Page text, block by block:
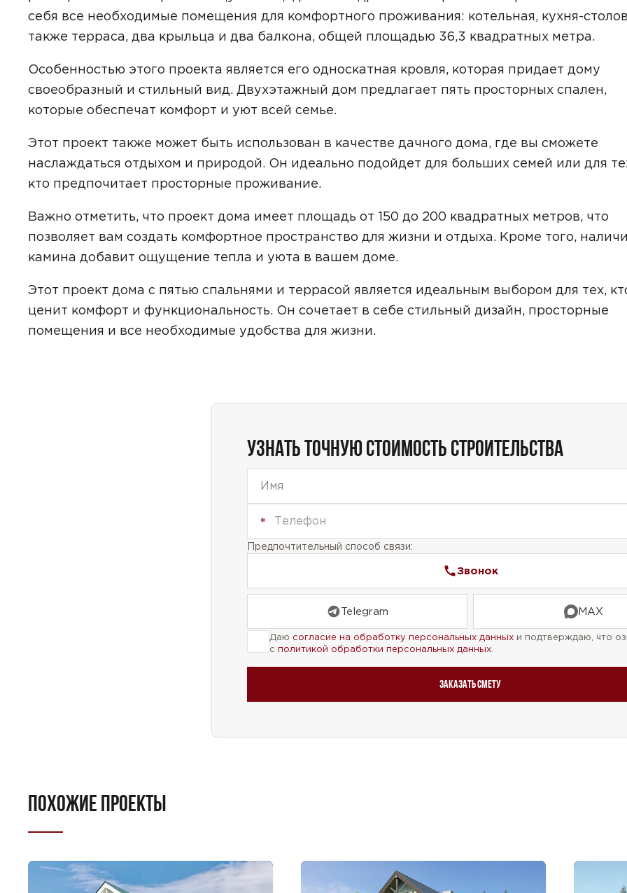
себя все необходимые помещения для комфортного проживания: котельная, кухня-
также терраса, два крыльца и два балкона, общей площадью 36,3 квадратных метра.
Особенностью этого проекта является его односкатная кровля, которая придает дому
своеобразный и стильный вид. Двухэтажный дом предлагает пять просторных спален,
которые обеспечат комфорт и уют всей семье.
Этот проект также может быть использован в качестве дачного дома, где вы сможете
наслаждаться отдыхом и природой. Он идеально подойдет для больших семей или для
кто предпочитает просторные проживание.
Важно отметить, что проект дома имеет площадь от 150 до 200 квадратных метров, что
позволяет вам создать комфортное пространство для жизни и отдыха. Кроме того,
камина добавит ощущение тепла и уюта в вашем доме.
Этот проект дома с пятью спальнями и террасой является идеальным выбором для тех,
ценит комфорт и функциональность. Он сочетает в себе стильный дизайн, просторные
помещения и все необходимые удобства для жизни.
УЗНАТЬ ТОЧНУЮ СТОИМОСТЬ СТРОИТЕЛЬСТВА
Предпочтительный способ связи:
Звонок
Telegram MAX
Даю согласие на обработку персональных данных и подтверждаю, что
с политикой обработки персональных данных
Заказать смету
ПОХОЖИЕ ПРОЕКТЫ
Даюсогласие на обработку персональных данныхи подтверждаю, что
сполитикой обработки персональных данных .
Рассчитать стоимость